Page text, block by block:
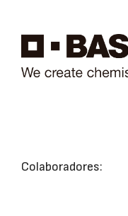
Colaboradores: